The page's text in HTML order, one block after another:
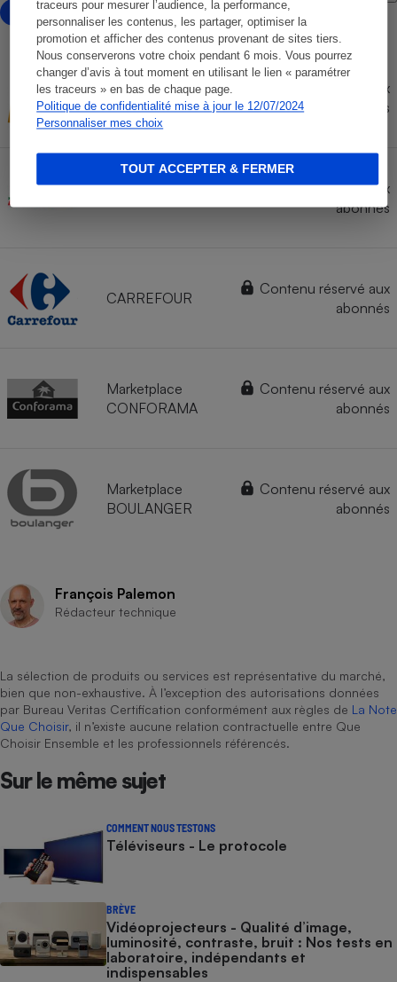
traceurs pour mesurer l’audience, la performance,
personnaliser les contenus, les partager, optimiser la
promotion et afficher des contenus provenant de sites tiers.
Nous conserverons votre choix pendant 6 mois. Vous pourrez
changer d’avis à tout moment en utilisant le lien « paramétrer
les traceurs » en bas de chaque page.
Politique de confidentialité mise à jour le 12/07/2024
Personnaliser mes choix
TOUT ACCEPTER & FERMER
avec marketplace
FNAC
Contenu réservé aux
abonnés
Contenu réservé aux
abonnés
CARREFOUR
Contenu réservé aux
abonnés
Marketplace
CONFORAMA
Contenu réservé aux
abonnés
Marketplace
BOULANGER
Contenu réservé aux
abonnés
François Palemon
Rédacteur technique
La sélection de produits ou services est représentative du marché,
bien que non-exhaustive. À l’exception des autorisations données
par Bureau Veritas Certification conformément aux règles de La Note
Que Choisir, il n’existe aucune relation contractuelle entre Que
Choisir Ensemble et les professionnels référencés.
Sur le même sujet
COMMENT NOUS TESTONS
Téléviseurs - Le protocole
BRÈVE
Vidéoprojecteurs - Qualité d’image,
luminosité, contraste, bruit : Nos tests en
laboratoire, indépendants et
indispensables